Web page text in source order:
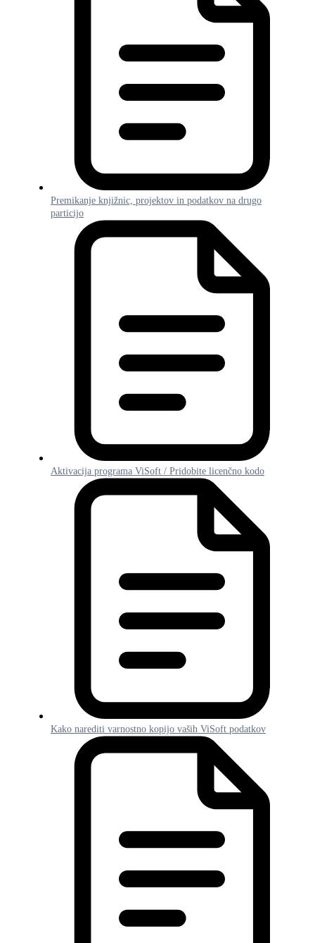
Premikanje knjižnic, projektov in podatkov na drugo
particijo
Aktivacija programa ViSoft / Pridobite licenčno kodo
Kako narediti varnostno kopijo vaših ViSoft podatkov